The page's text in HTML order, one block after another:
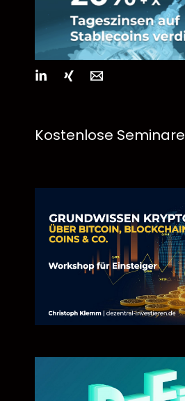
Kostenlose Seminare